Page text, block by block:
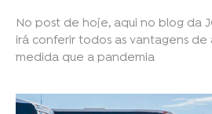
No post de hoje, aqui no blog da
irá conferir todos as vantagens de
medida que a pandemia